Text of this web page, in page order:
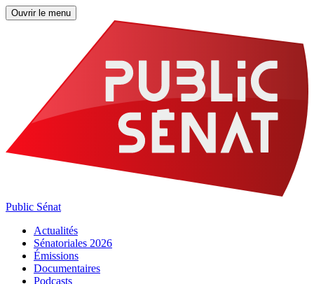
Ouvrir le menu
Public Sénat
Actualités
Sénatoriales 2026
Émissions
Documentaires
Podcasts